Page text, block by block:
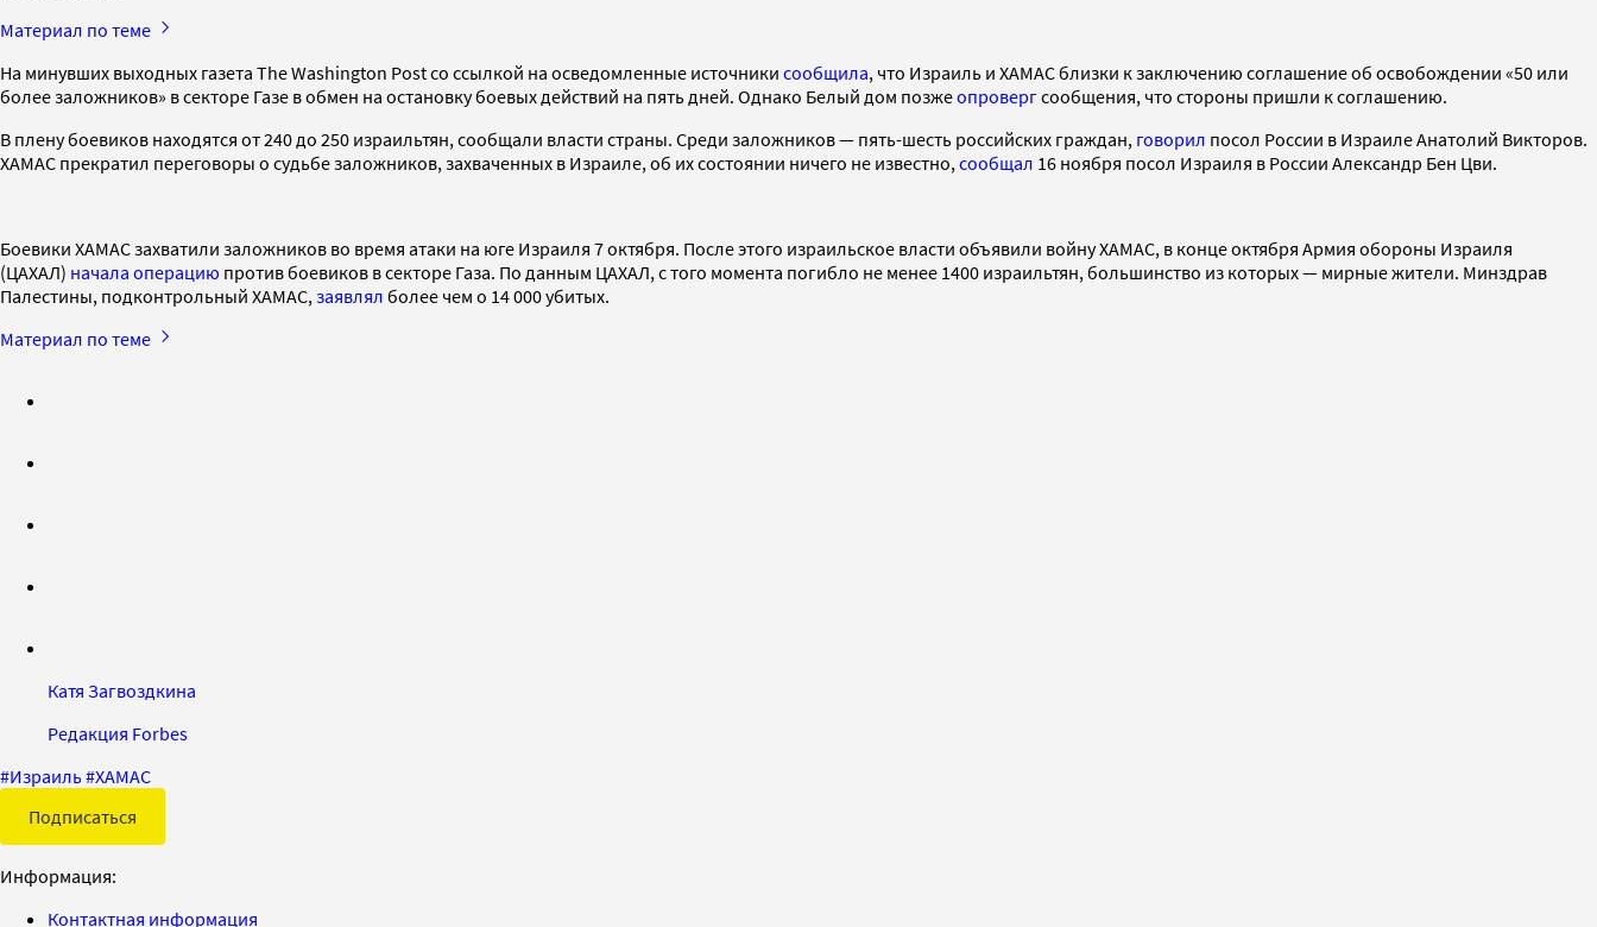
Материал по теме
На минувших выходных газета The Washington Post со ссылкой на осведомленные источники сообщила, что Израиль и ХАМАС близки к заключению соглашение об освобождении «50 или
более заложников» в секторе Газе в обмен на остановку боевых действий на пять дней. Однако Белый дом позжеопровергсообщения, что стороны пришли к соглашению.
В плену боевиков находятся от 240 до 250 израильтян, сообщали власти страны. Среди заложников — пять-шесть российских граждан, говорил посол России в Израиле Анатолий Викторов.
ХАМАС прекратил переговоры о судьбе заложников, захваченных в Израиле, об их состоянии ничего не известно, сообщал 16 ноября посол Израиля в России Александр Бен Цви.
Боевики ХАМАС захватили заложников во время атаки на юге Израиля 7 октября. После этого израильское власти объявили войну ХАМАС, в конце октября Армия обороны Израиля
(ЦАХАЛ) начала операцию против боевиков в секторе Газа. По данным ЦАХАЛ, с того момента погибло не менее 1400 израильтян, большинство из которых — мирные жители. Минздрав
Палестины, подконтрольный ХАМАС, заявлял более чем о 14 000 убитых.
Материал по теме
Катя Загвоздкина
Редакция Forbes
#Израиль#ХАМАС
Подписаться
Информация:
Контактная информация